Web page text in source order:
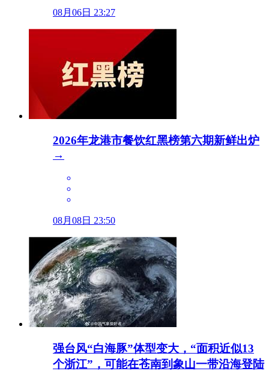
08月06日 23:27
2026年龙港市餐饮红黑榜第六期新鲜出炉
→
08月08日 23:50
强台风“白海豚”体型变大，“面积近似13
个浙江”，可能在苍南到象山一带沿海登陆